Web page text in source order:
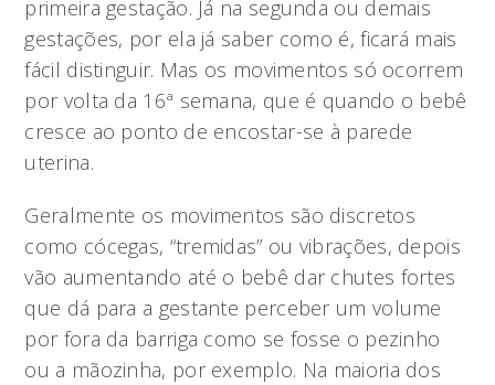
primeira gestação. Já na segunda ou demais
gestações, por ela já saber como é, ficará mais
fácil distinguir. Mas os movimentos só ocorrem
por volta da 16ª semana, que é quando o bebê
cresce ao ponto de encostar-se à parede
uterina.
Geralmente os movimentos são discretos
como cócegas, “tremidas” ou vibrações, depois
vão aumentando até o bebê dar chutes fortes
que dá para a gestante perceber um volume
por fora da barriga como se fosse o pezinho
ou a mãozinha, por exemplo. Na maioria dos